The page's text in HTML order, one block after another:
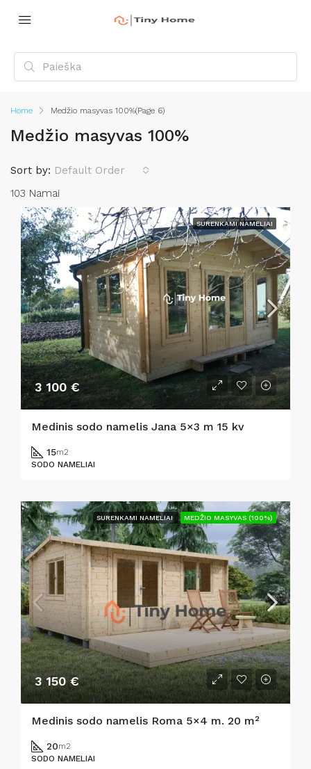
Home Medžio masyvas 100%(Page 6)
Medžio masyvas 100%
103 Namai
Sort by: Default Order
SURENKAMI NAMELIAI
3 100 €
Medinis sodo namelis Jana 5×3 m 15 kv
15m2
SODO NAMELIAI
SURENKAMI NAMELIAI MEDŽIO MASYVAS (100%)
3 150 €
Medinis sodo namelis Roma 5×4 m. 20 m²
20m2
SODO NAMELIAI